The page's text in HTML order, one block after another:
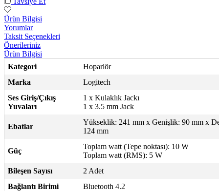
Ürün Bilgisi
Yorumlar
Taksit Seçenekleri
Önerileriniz
Ürün Bilgisi
Kategori
Hoparlör
Marka
Logitech
Ses Giriş/Çıkış
Yuvaları
1 x Kulaklık Jackı
1 x 3.5 mm Jack
Ebatlar
Yükseklik: 241 mm x Genişlik: 90 mm x
124 mm
Güç
Toplam watt (Tepe noktası): 10 W
Toplam watt (RMS): 5 W
Bileşen Sayısı
2 Adet
Bağlantı Birimi
Bluetooth 4.2